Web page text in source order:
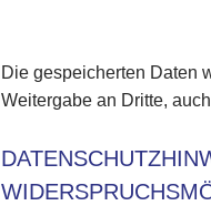
Die gespeicherten Daten
Weitergabe an Dritte,